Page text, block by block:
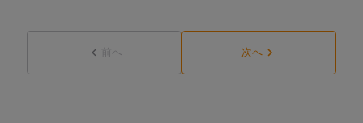
前へ 次へ